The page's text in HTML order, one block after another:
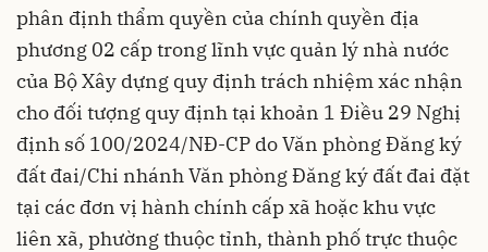
phân định thẩm quyền của chính quyền địa
phương 02 cấp trong lĩnh vực quản lý nhà nước
của Bộ Xây dựng quy định trách nhiệm xác nhận
cho đối tượng quy định tại khoản 1 Điều 29 Nghị
định số 100/2024/NĐ-CP do Văn phòng Đăng ký
đất đai/Chi nhánh Văn phòng Đăng ký đất đai đặt
tại các đơn vị hành chính cấp xã hoặc khu vực
liên xã, phường thuộc tỉnh, thành phố trực thuộc